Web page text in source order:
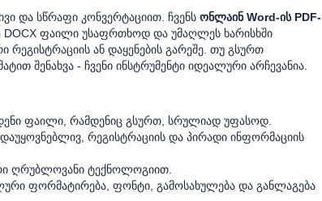
და სწრაფი კონვერტაციით. ჩვენს ონლაინ Word-ის PDF-
ფაილი უსაფრთხოდ და უმაღლეს ხარისხში
ან დაყენების გარეშე. თუ გსურთ
შენახვა - ჩვენი ინსტრუმენტი იდეალური არჩევანია.
ფაილი, რამდენიც გსურთ, სრულიად უფასოდ.
რეგისტრაციის და პირადი ინფორმაციის
ღრუბლოვანი ტექნოლოგიით.
ფორმატირება, ფონტი, გამოსახულება და განლაგება